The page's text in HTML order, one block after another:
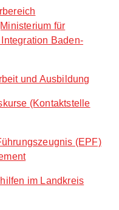
für
Baden-
und Ausbildung
(Kontaktstelle
(EPF)
im Landkreis